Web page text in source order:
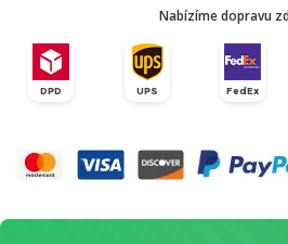
Nabízíme dopravu
DPD UPS FedEx